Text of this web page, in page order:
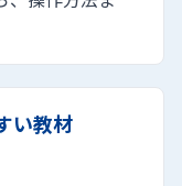
い教材